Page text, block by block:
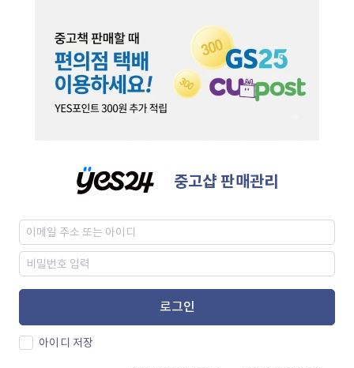
중고샵 판매관리
로그인
아이디 저장